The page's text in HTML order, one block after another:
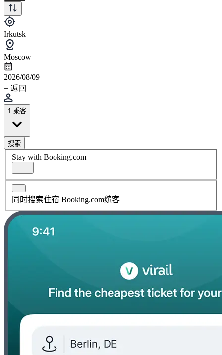
Irkutsk
Moscow
2026/08/09
+ 返回
1 乘客
搜索
Stay with Booking.com
同时搜索住宿 Booking.com缤客